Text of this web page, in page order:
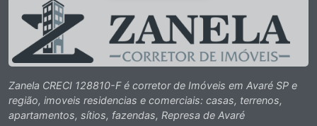
Zanela CRECI 128810-F é corretor de Imóveis em Avaré SP e
região, imoveis residencias e comerciais: casas, terrenos,
apartamentos, sítios, fazendas, Represa de Avaré